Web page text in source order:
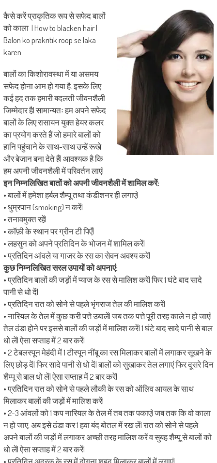
कैसे करें प्राकृतिक रूप से सफेद बालों
को काला | How to blacken hair |
Balon ko prakritik roop se laka
karen
बालों का किशोरावस्था में या असमय
सफेद होना आम हो गया है. इसके लिए
कई हद तक हमारी बदलती जीवनशैली
जिम्मेदार है| सामान्यतः हम अपने सफेद
बालों के लिए रासायन युक्त हेयर कलर
का प्रयोग करते हैं जो हमारे बालों को
हानि पहुंचाने के साथ-साथ उन्हें रूखे
और बेजान बना देते हैं| आवश्यक है कि
हम अपनी जीवनशैली में परिवर्तन लाएं|
इन निम्नलिखित बातों को अपनी जीवनशैली में शामिल करें:
• बालों में हमेशा हर्बल शैम्पू तथा कंडीशनर ही लगाएं|
• धुम्रपान (smoking) न करें|
• तनावमुक्त रहें|
• कॉफ़ी के स्थान पर ग्रीन टी पिएँ|
• लहसुन को अपने प्रतिदिन के भोजन में शामिल करें|
• प्रतिदिन आंवले या गाजर के रस का सेवन अवश्य करें|
कुछ निम्नलिखित सरल उपायों को अपनाएं:
• प्रतिदिन बालों की जड़ों में प्याज के रस से मालिश करें| फिर 1 घंटे बाद सादे
पानी से धो दें|
• प्रतिदिन रात को सोने से पहले भृंगराज तेल की मालिश करें|
• नारियल के तेल में कुछ करी पत्ते उबालें| जब तक पत्ते पूरी तरह काले न हो जाएं|
तेल ठंडा होने पर इससे बालों की जड़ों में मालिश करें| 1 घंटे बाद सादे पानी से बाल
धो लें| ऐसा सप्ताह में 2 बार करें|
• 2 टेबलस्पून मेहंदी में 1 टीस्पून नींबू का रस मिलाकर बालों में लगाकर सूखने के
लिए छोड़ दें| फिर सादे पानी से धो दें| बालों को सुखाकर तेल लगाएं फिर दूसरे दिन
शैम्पू से बाल धो लें| ऐसा सप्ताह में 2 बार करें|
• प्रतिदिन रात को सोने से पहले लौकी के रस को ऑलिव आयल के साथ
मिलाकर बालों की जड़ों में मालिश करें|
• 2-3 आंवलों को 1 कप नारियल के तेल में तब तक पकाएं| जब तक कि वो काला
न हो जाए, अब इसे ठंडा कर 1 हवा बंद बोतल में रख लें| रात को सोने से पहले
अपने बालों की जड़ों में लगाकर अच्छी तरह मालिश करें व सुबह शैम्पू से बालों को
धो लें| ऐसा सप्ताह में 2 बार करें|